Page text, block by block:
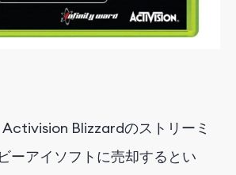
Blizzardのストリーミ
ーアイソフトに売却するとい